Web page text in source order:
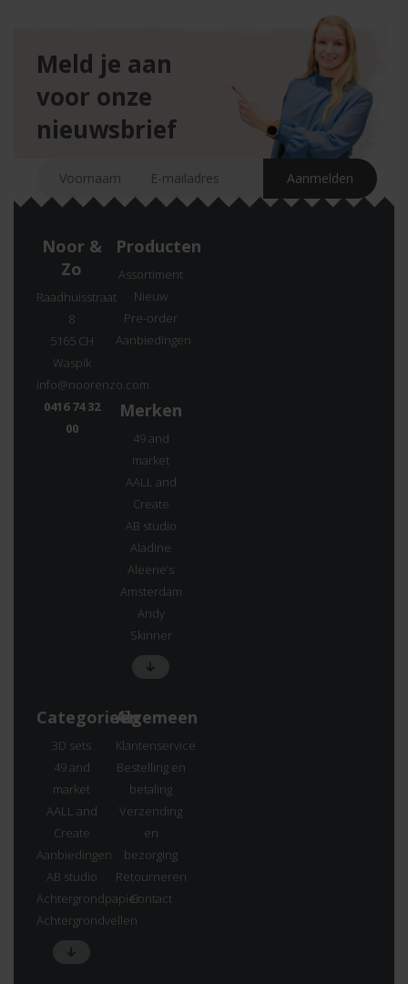
Meld je aan
voor onze
nieuwsbrief
Noor &
Zo
Raadhuisstraat
8
5165 CH
Waspik
info@noorenzo.com
0416 74 32
00
Producten
Assortiment
Nieuw
Pre-order
Aanbiedingen
Merken
49 and
market
AALL and
Create
AB studio
Aladine
Aleene’s
Amsterdam
Andy
Skinner
Categorieën
3D sets
49 and
market
AALL and
Create
Aanbiedingen
AB studio
Achtergrondpapier
Achtergrondvellen
Algemeen
Klantenservice
Bestelling en
betaling
Verzending
en
bezorging
Retourneren
Contact